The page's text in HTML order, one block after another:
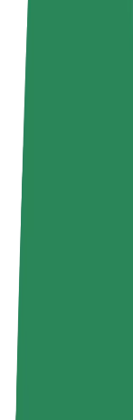
Registruotis
Atskirų